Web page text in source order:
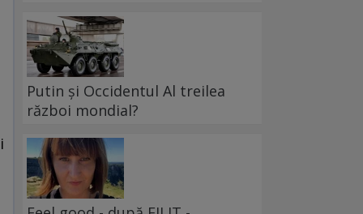
Putin și Occidentul Al treilea
război mondial?